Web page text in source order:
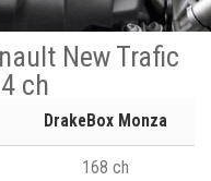
New Trafic
ch
DrakeBox Monza
168 ch